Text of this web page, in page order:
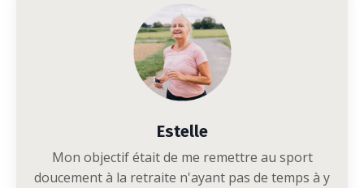
Estelle
Mon objectif était de me remettre au sport
doucement à la retraite n'ayant pas de temps à y